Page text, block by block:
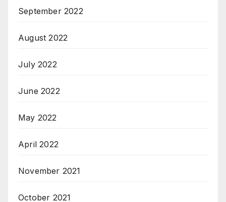
September 2022
August 2022
July 2022
June 2022
May 2022
April 2022
November 2021
October 2021